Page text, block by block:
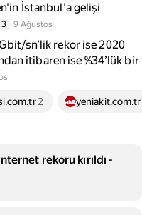
İstanbul'a gelişi
3 9 Ağustos
sn’lik rekor ise 2020
itibaren ise %34’lük bir
2 yeniakit.com.tr
rekoru kırıldı -